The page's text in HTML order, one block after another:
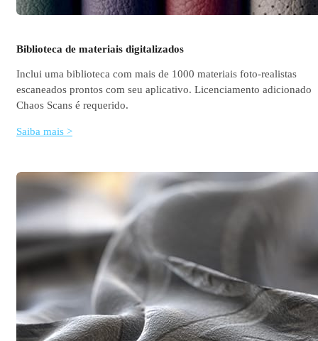
Biblioteca de materiais digitalizados
Inclui uma biblioteca com mais de 1000 materiais foto-realistas
escaneados prontos com seu aplicativo. Licenciamento adicionado
Chaos Scans é requerido.
Saiba mais >